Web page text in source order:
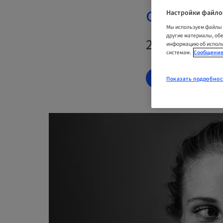
complex
20. окт.
Настройки
Мы используем файлы
другие материалы,
информацию об
системам.
Показать